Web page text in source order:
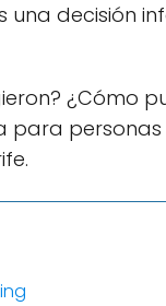
decisión
¿Cómo
para